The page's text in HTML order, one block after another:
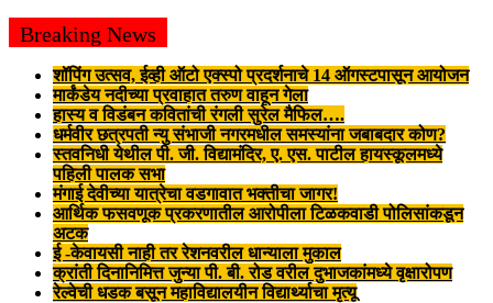
Breaking News
शॉपिंग उत्सव, ईव्ही ऑटो एक्स्पो प्रदर्शनाचे 14 ऑगस्टपासून आयोजन
मार्कंडेय नदीच्या प्रवाहात तरुण वाहून गेला
हास्य व विडंबन कवितांची रंगली सुरेल मैफिल….
धर्मवीर छत्रपती न्यु संभाजी नगरमधील समस्यांना जबाबदार कोण?
स्तवनिधी येथील पी. जी. विद्यामंदिर, ए. एस. पाटील हायस्कूलमध्ये
पहिली पालक सभा
मंगाई देवीच्या यात्रेचा वडगावात भक्तीचा जागर!
आर्थिक फसवणूक प्रकरणातील आरोपीला टिळकवाडी पोलिसांकडून
अटक
ई -केवायसी नाही तर रेशनवरील धान्याला मुकाल
क्रांती दिनानिमित्त जुन्या पी. बी. रोड वरील दुभाजकांमध्ये वृक्षारोपण
रेल्वेची धडक बसून महाविद्यालयीन विद्यार्थ्याचा मृत्यू